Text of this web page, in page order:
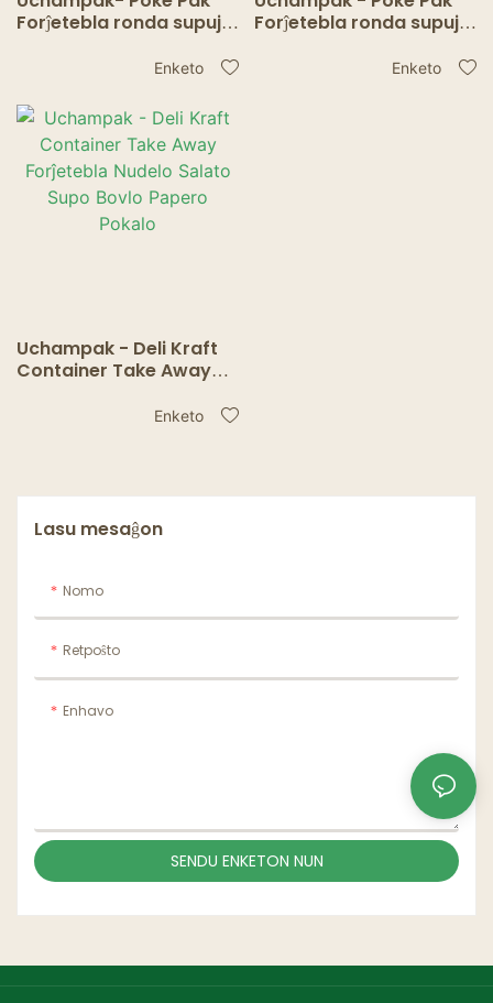
Forĵetebla ronda supujo
iri bovlo suptaso kraft
Enketo
Forĵetebla ronda supujo
iri bovlo suptaso kraft
Enketo
Uchampak - Deli Kraft
Container Take Away
Salato Supo BovloEnketo
Lasu mesaĝon
Nomo
Retpoŝto
Enhavo
SENDU ENKETON NUN